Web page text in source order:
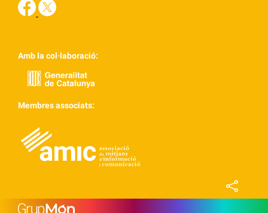
Amb la col·laboració:
Membres associats: